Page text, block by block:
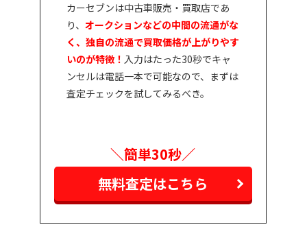
カーセブンは中古車販売・買取店であ
り、 オークションなどの中間の流通がな
く、独自の流通で買取価格が上がりやす
いのが特徴！ 入力はたった30秒でキャ
ンセルは電話一本で可能なので、まずは
査定チェックを試してみるべき。
＼簡単30秒／
無料査定はこちら